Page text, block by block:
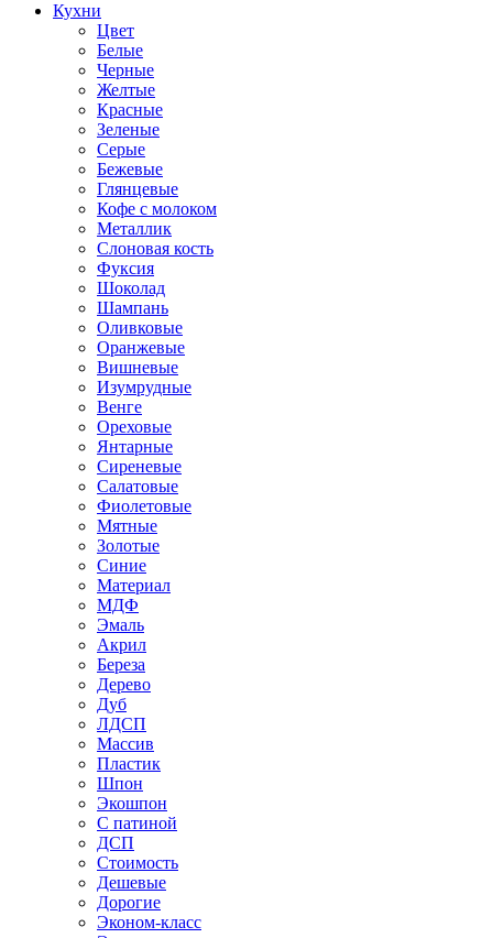
Кухни
Цвет
Белые
Черные
Желтые
Красные
Зеленые
Серые
Бежевые
Глянцевые
Кофе с молоком
Металлик
Слоновая кость
Фуксия
Шоколад
Шампань
Оливковые
Оранжевые
Вишневые
Изумрудные
Венге
Ореховые
Янтарные
Сиреневые
Салатовые
Фиолетовые
Мятные
Золотые
Синие
Материал
МДФ
Эмаль
Акрил
Береза
Дерево
Дуб
ЛДСП
Массив
Пластик
Шпон
Экошпон
С патиной
ДСП
Стоимость
Дешевые
Дорогие
Эконом-класс